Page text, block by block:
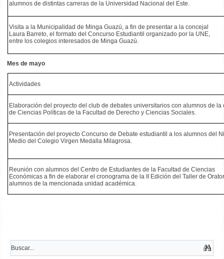
alumnos de distintas carreras de la Universidad Nacional del Este.
Visita a la Municipalidad de Minga Guazú, a fin de presentar a la concejal
Laura Barreto, el formato del Concurso Estudiantil organizado por la UNE,
entre los colegios interesados de Minga Guazú.
Mes de mayo
Actividades
Elaboración del proyecto del club de debates universitarios con alumnos de la
de Ciencias Políticas de la Facultad de Derecho y Ciencias Sociales.
Presentación del proyecto Concurso de Debate estudiantil a los alumnos del
Medio del Colegio Virgen Medalla Milagrosa.
Reunión con alumnos del Centro de Estudiantes de la Facultad de Ciencias
Económicas a fin de elaborar el cronograma de la II Edición del Taller de
alumnos de la mencionada unidad académica.